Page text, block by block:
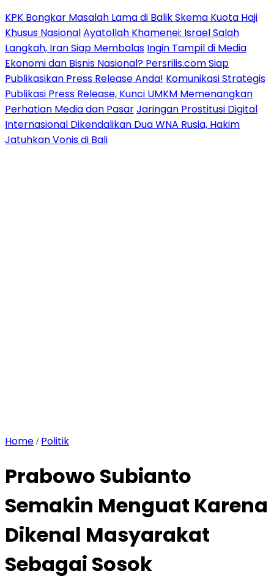
KPK Bongkar Masalah Lama di Balik Skema Kuota Haji
Khusus NasionalAyatollah Khamenei: Israel Salah
Langkah, Iran Siap Membalas Ingin Tampil di Media
Ekonomi dan Bisnis Nasional? Persrilis.com Siap
Publikasikan Press Release Anda! Komunikasi Strategis
Publikasi Press Release, Kunci UMKM Memenangkan
Perhatian Media dan PasarJaringan Prostitusi Digital
Internasional Dikendalikan Dua WNA Rusia, Hakim
Jatuhkan Vonis di Bali
Home / Politik
Prabowo Subianto
Semakin Menguat Karena
Dikenal Masyarakat
Sebagai Sosok